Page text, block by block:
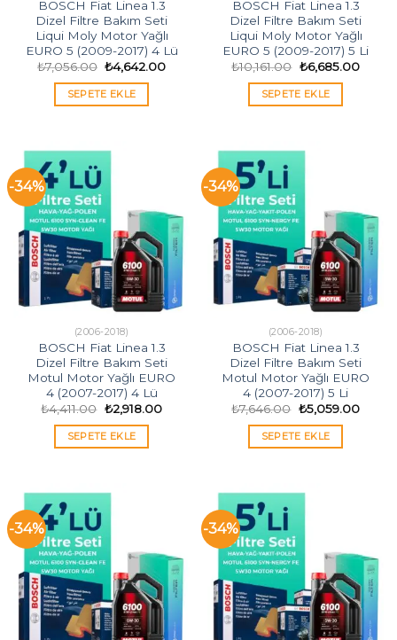
BOSCH Fiat Linea 1.3
Dizel Filtre Bakım Seti
Liqui Moly Motor Yağlı
EURO 5 (2009-2017) 4 Lü
₺7,056.00 Orijinal
fiyat:
₺7,056.00.
₺4,642.00Şu
SEPETE EKLE
BOSCH Fiat Linea 1.3
Dizel Filtre Bakım Seti
Liqui Moly Motor Yağlı
EURO 5 (2009-2017) 5 Li
₺10,161.00 Orijinal
fiyat:
₺10,161.00.
₺6,685.00Şu
SEPETE EKLE
-34%
(2006-2018)
BOSCH Fiat Linea 1.3
Dizel Filtre Bakım Seti
Motul Motor Yağlı EURO
4 (2007-2017) 4 Lü
₺4,411.00 Orijinal
fiyat:
₺4,411.00.
₺2,918.00Şu
SEPETE EKLE
-34%
(2006-2018)
BOSCH Fiat Linea 1.3
Dizel Filtre Bakım Seti
Motul Motor Yağlı EURO
4 (2007-2017) 5 Li
₺7,646.00 Orijinal
fiyat:
₺7,646.00.
₺5,059.00Şu
SEPETE EKLE
-34% -34%